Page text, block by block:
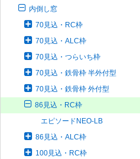
内倒し窓
70見込・RC枠
70見込・ALC枠
70見込・つらいち枠
70見込・鉄骨枠 半外付型
70見込・鉄骨枠 外付型
86見込・RC枠
エピソードNEO-LB
86見込・ALC枠
100見込・RC枠